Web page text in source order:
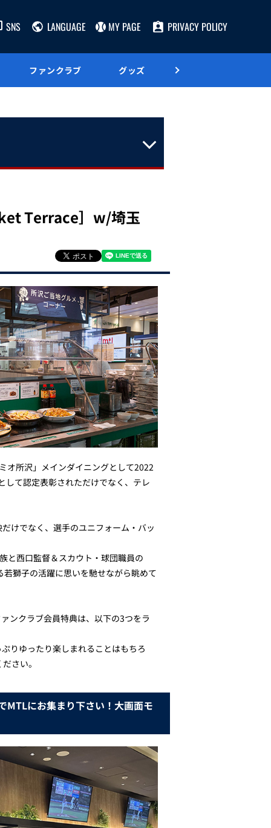
SNS LANGUAGE MY PAGE PRIVACY POLICY
ファンクラブ グッズ
Terrace］w/埼玉
オ所沢」メインダイニングとして2022
して認定表彰されただけでなく、テレ
けでなく、選手のユニフォーム・バッ
と西口監督＆スカウト・球団職員の
獅子の活躍に思いを馳せながら眺めて
ンクラブ会員特典は、以下の3つをラ
りゆったり楽しまれることはもちろ
さい。
MTLにお集まり下さい！大画面モ